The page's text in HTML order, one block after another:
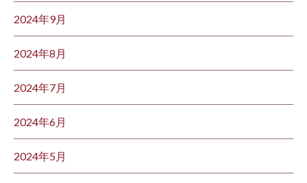
2024年9月
2024年8月
2024年7月
2024年6月
2024年5月